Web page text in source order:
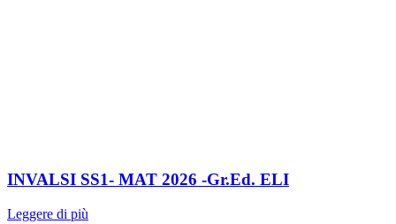
INVALSI SS1- MAT 2026 -Gr.Ed. ELI
Leggere di più